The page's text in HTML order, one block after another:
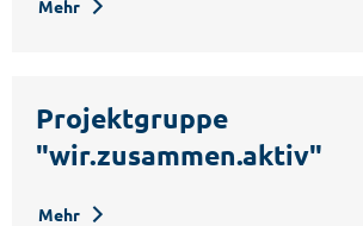
Mehr
Projektgruppe
"wir.zusammen.aktiv"
Mehr